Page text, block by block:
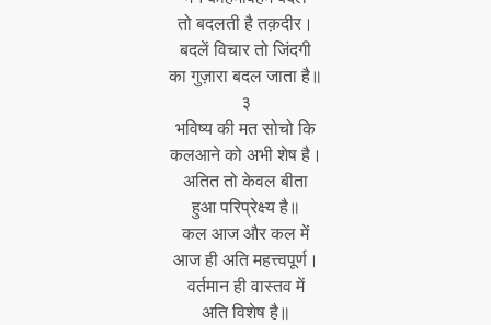
तो बदलती है तक़दीर।
बदलें विचार तो जिंदगी
का गुज़ारा बदल जाता है॥
३
भविष्य की मत सोचो कि
कलआने को अभी शेष है।
अतित तो केवल बीता
हुआ परिप्रेक्ष्य है॥
कल आज और कल में
आज ही अति महत्त्वपूर्ण।
वर्तमान ही वास्तव में
अति विशेष है॥